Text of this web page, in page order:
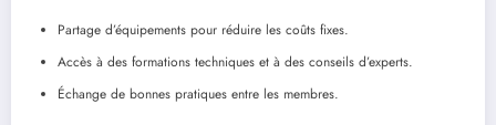
Partage d’équipements pour réduire les coûts fixes.
Accès à des formations techniques et à des conseils d’experts.
Échange de bonnes pratiques entre les membres.